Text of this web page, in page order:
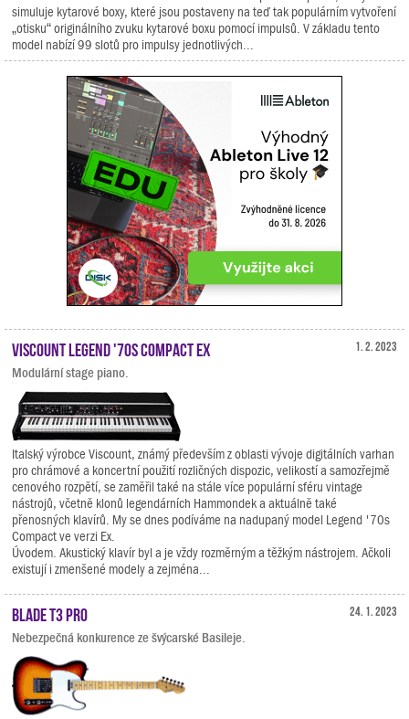
simuluje kytarové boxy, které jsou postaveny na teď tak populárním vytvoření
„otisku“ originálního zvuku kytarové boxu pomocí impulsů. V základu tento
model nabízí 99 slotů pro impulsy jednotlivých...
1. 2. 2023
Viscount Legend '70s Compact EX
Modulární stage piano.
Italský výrobce Viscount, známý především z oblasti vývoje digitálních varhan
pro chrámové a koncertní použití rozličných dispozic, velikostí a samozřejmě
cenového rozpětí, se zaměřil také na stále více populární sféru vintage
nástrojů, včetně klonů legendárních Hammondek a aktuálně také
přenosných klavírů. My se dnes podíváme na nadupaný model Legend '70s
Compact ve verzi Ex.
Úvodem. Akustický klavír byl a je vždy rozměrným a těžkým nástrojem. Ačkoli
existují i zmenšené modely a zejména...
24. 1. 2023
Blade T3 Pro
Nebezpečná konkurence ze švýcarské Basileje.